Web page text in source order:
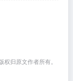
归原文作者所有。